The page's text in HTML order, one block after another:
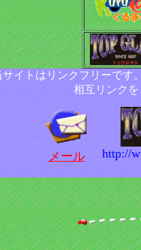
サイトはリンクフリーです
相互リンク
メール http://